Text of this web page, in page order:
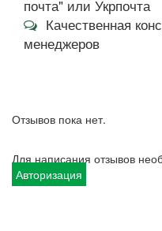
почта" или Укрпочта
Качественная
менеджеров
Отзывов пока нет.
Для написания отзывов
Авторизация